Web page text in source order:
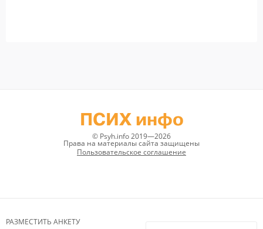
ПСИХ инфо
© Psyh.info 2019—2026
Права на материалы сайта защищены
Пользовательское соглашение
РАЗМЕСТИТЬ АНКЕТУ